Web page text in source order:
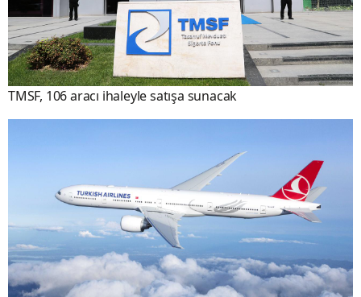
TMSF, 106 aracı ihaleyle satışa sunacak